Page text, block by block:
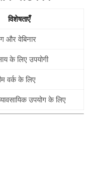
विशेषताएँ
और वेबिनार
के लिए उपयोगी
वर्क के लिए
उपयोग के लिए